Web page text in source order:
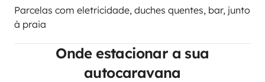
Parcelas com eletricidade, duches quentes, bar, junto
à praia
Onde estacionar a sua
autocaravana